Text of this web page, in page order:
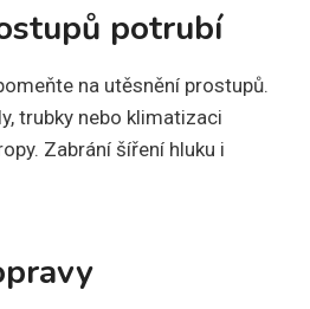
potrubí
na utěsnění prostupů.
trubky nebo klimatizaci
Zabrání šíření hluku i